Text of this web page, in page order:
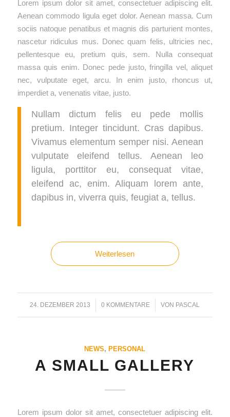
Lorem ipsum dolor sit amet, consectetuer adipiscing elit.
Aenean commodo ligula eget dolor. Aenean massa. Cum
sociis natoque penatibus et magnis dis parturient montes,
nascetur ridiculus mus. Donec quam felis, ultricies nec,
pellentesque eu, pretium quis, sem. Nulla consequat
massa quis enim. Donec pede justo, fringilla vel, aliquet
nec, vulputate eget, arcu. In enim justo, rhoncus ut,
imperdiet a, venenatis vitae, justo.
Nullam dictum felis eu pede mollis
pretium. Integer tincidunt. Cras dapibus.
Vivamus elementum semper nisi. Aenean
vulputate eleifend tellus. Aenean leo
ligula, porttitor eu, consequat vitae,
eleifend ac, enim. Aliquam lorem ante,
dapibus in, viverra quis, feugiat a, tellus.
Weiterlesen
24. DEZEMBER 2013
/ 0 KOMMENTARE
/ VON PASCAL
NEWS, PERSONAL
A SMALL GALLERY
Lorem ipsum dolor sit amet, consectetuer adipiscing elit.